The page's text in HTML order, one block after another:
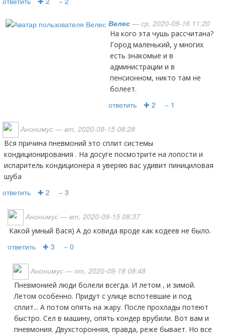
Велес — ср, 2020-09-16 11:20
На кого эта чушь рассчитана?
Город маленький, у многих
есть знакомые и в
администрации и в
пенсионном, никто там не
болеет.
ответить ✚ 2 − 1
Анонимус — вт, 2020-09-15 08:28
вся причина пневмоний это сплит системы
кондиционирования . На досуге посмотрите на лопости и
испаритель кондиционера я уверяю вас удивит пинициловая
шуба
ответить ✚ 2 − 3
Анонимус — вт, 2020-09-15 08:37
Какой умный Вася) А до ковида вроде как кодеев не было.
ответить ✚ 3 − 0
Анонимус — пт, 2020-09-18 08:48
Пневмонией люди болели всегда. И летом , и зимой.
Летом особенно. Придут с улице вспотевшие и под
сплит... А потом опять на жару. После прохлады потеют
быстро. Сел в машину, опять кондер врубили. Вот вам и
пневмония. Двухсторонняя, правда, реже бывает. Но все